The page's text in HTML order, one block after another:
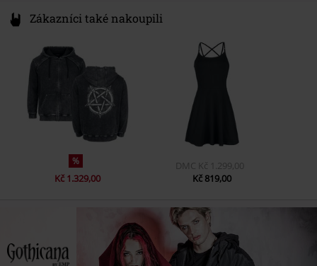
Zákazníci také nakoupili
%
Kč 1.329,00
DMC Kč 1.299,00
Kč 819,00